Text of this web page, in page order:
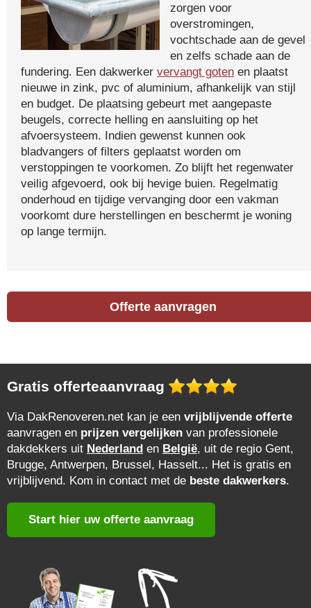
zorgen voor
overstromingen,
vochtschade aan de gevel
en zelfs schade aan de
fundering. Een dakwerker vervangt goten en plaatst
nieuwe in zink, pvc of aluminium, afhankelijk van stijl
en budget. De plaatsing gebeurt met aangepaste
beugels, correcte helling en aansluiting op het
afvoersysteem. Indien gewenst kunnen ook
bladvangers of filters geplaatst worden om
verstoppingen te voorkomen. Zo blijft het regenwater
veilig afgevoerd, ook bij hevige buien. Regelmatig
onderhoud en tijdige vervanging door een vakman
voorkomt dure herstellingen en beschermt je woning
op lange termijn.
Offerte aanvragen
Gratis offerteaanvraag
Via DakRenoveren.net kan je een vrijblijvende offerte
aanvragen en prijzen vergelijken van professionele
dakdekkers uit Nederland en België, uit de regio Gent,
Brugge, Antwerpen, Brussel, Hasselt... Het is gratis en
vrijblijvend. Kom in contact met de beste dakwerkers.
Start hier uw offerte aanvraag